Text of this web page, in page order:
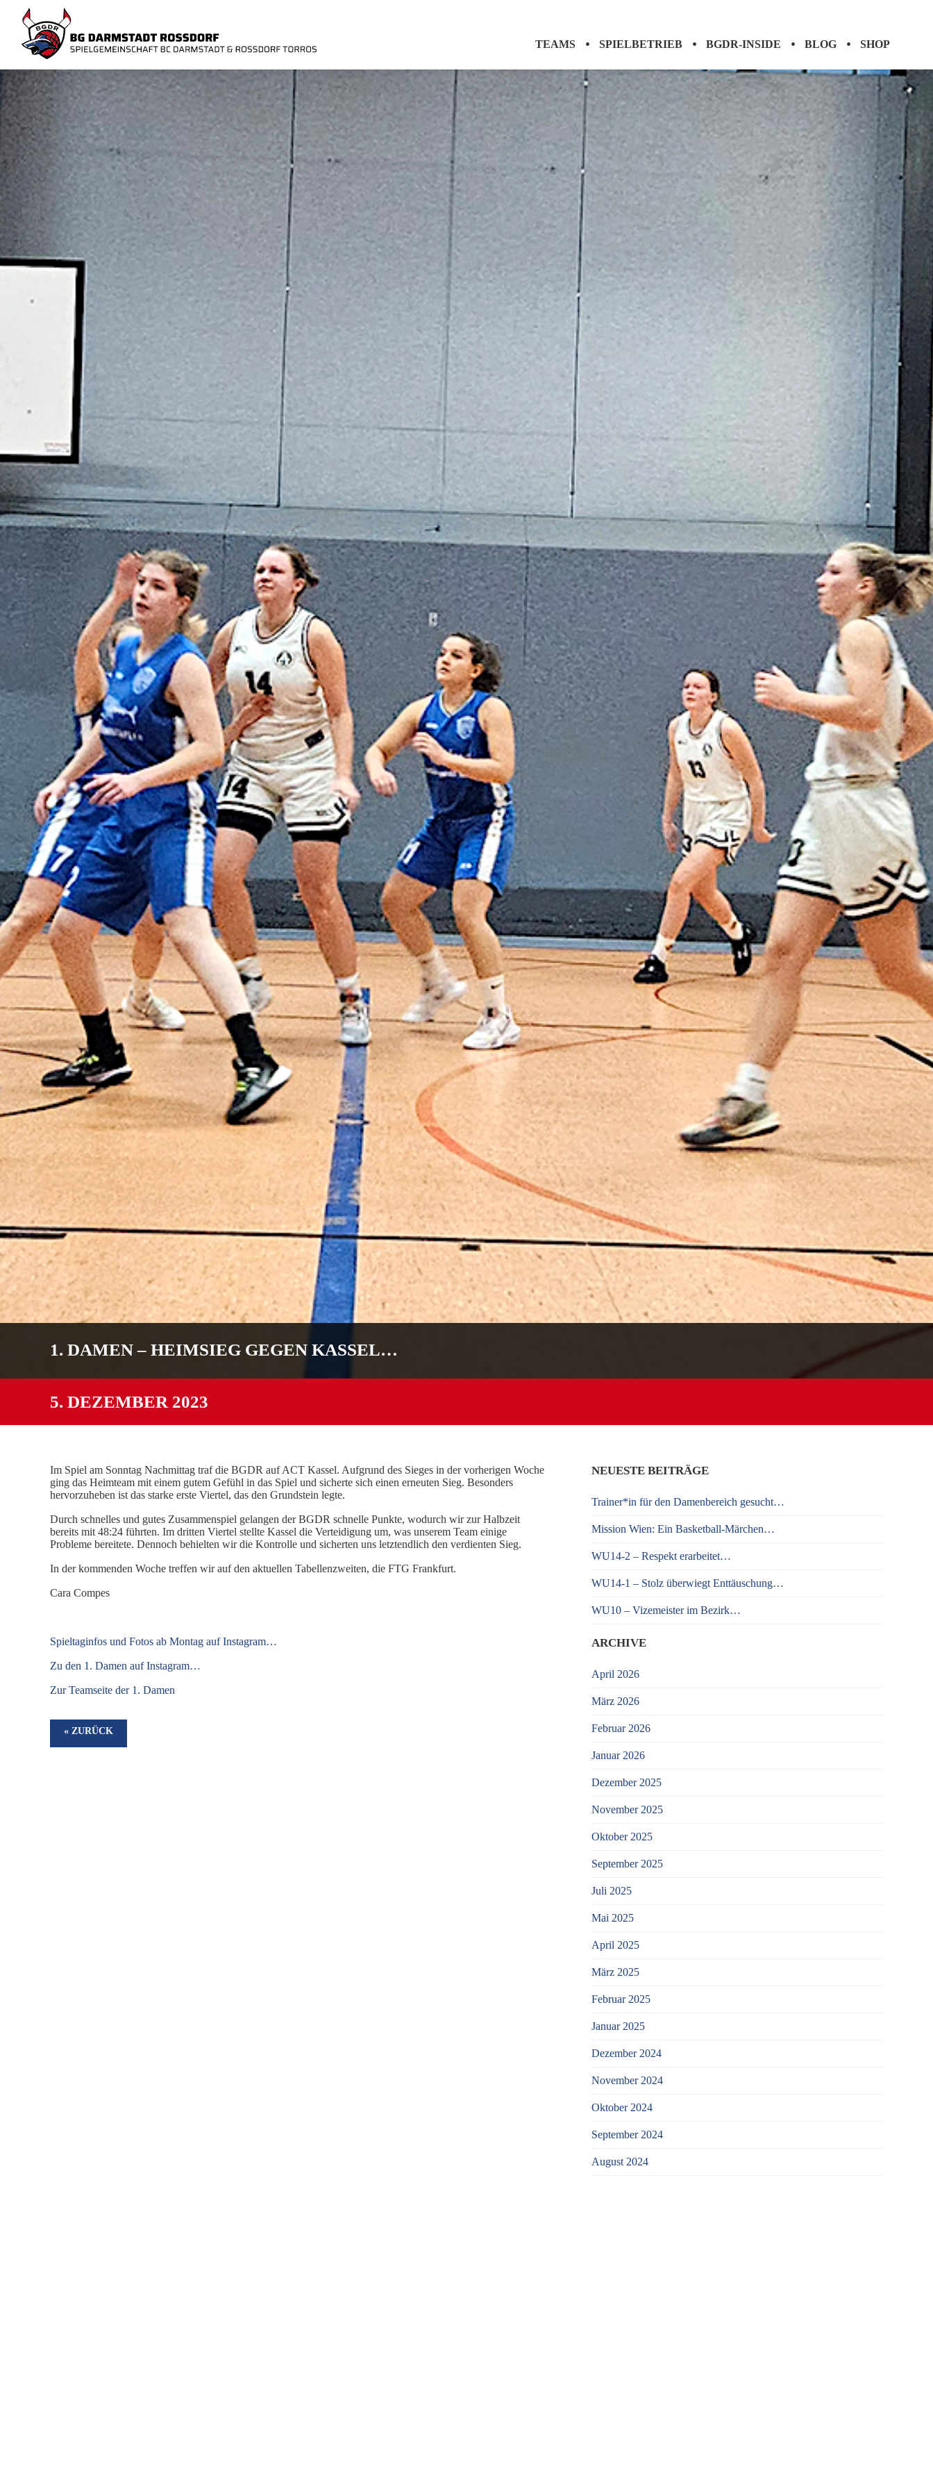
TEAMS SPIELBETRIEB BGDR-INSIDE BLOG SHOP
1. DAMEN – HEIMSIEG GEGEN KASSEL…
5. DEZEMBER 2023
Im Spiel am Sonntag Nachmittag traf die BGDR auf ACT Kassel. Aufgrund des Sieges in der vorherigen Woche
ging das Heimteam mit einem gutem Gefühl in das Spiel und sicherte sich einen erneuten Sieg. Besonders
hervorzuheben ist das starke erste Viertel, das den Grundstein legte.
Durch schnelles und gutes Zusammenspiel gelangen der BGDR schnelle Punkte, wodurch wir zur Halbzeit
bereits mit 48:24 führten. Im dritten Viertel stellte Kassel die Verteidigung um, was unserem Team einige
Probleme bereitete. Dennoch behielten wir die Kontrolle und sicherten uns letztendlich den verdienten Sieg.
In der kommenden Woche treffen wir auf den aktuellen Tabellenzweiten, die FTG Frankfurt.
Cara Compes
Spieltaginfos und Fotos ab Montag auf Instagram…
Zu den 1. Damen auf Instagram…
Zur Teamseite der 1. Damen
« ZURÜCK
NEUESTE BEITRÄGE
Trainer*in für den Damenbereich gesucht…
Mission Wien: Ein Basketball-Märchen…
WU14-2 – Respekt erarbeitet…
WU14-1 – Stolz überwiegt Enttäuschung…
WU10 – Vizemeister im Bezirk…
ARCHIVE
April 2026
März 2026
Februar 2026
Januar 2026
Dezember 2025
November 2025
Oktober 2025
September 2025
Juli 2025
Mai 2025
April 2025
März 2025
Februar 2025
Januar 2025
Dezember 2024
November 2024
Oktober 2024
September 2024
August 2024